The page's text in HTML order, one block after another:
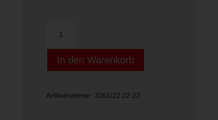
Menge
In den Warenkorb
Artikelnummer: 3261/22 22-22